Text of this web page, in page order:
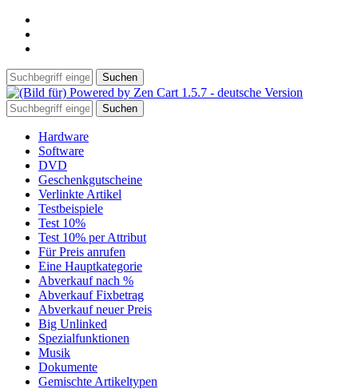
Hardware
Software
DVD
Geschenkgutscheine
Verlinkte Artikel
Testbeispiele
Test 10%
Test 10% per Attribut
Für Preis anrufen
Eine Hauptkategorie
Abverkauf nach %
Abverkauf Fixbetrag
Abverkauf neuer Preis
Big Unlinked
Spezialfunktionen
Musik
Dokumente
Gemischte Artikeltypen